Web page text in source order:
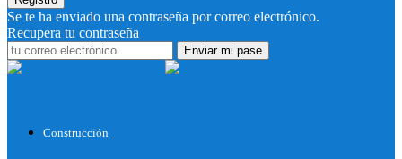
Se te ha enviado una contraseña por correo electrónico.
Recupera tu contraseña
Construcción